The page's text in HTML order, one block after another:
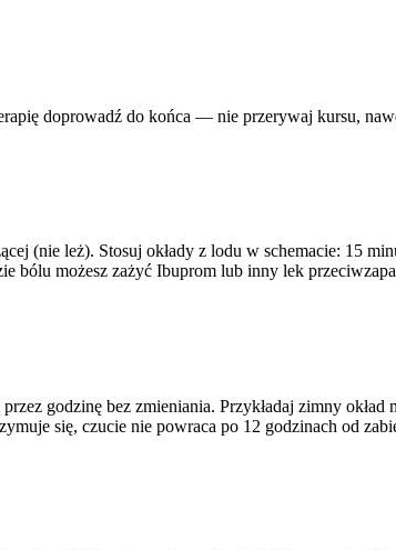
doprowadź do końca — nie przerywaj kursu,
(nie leż). Stosuj okłady z lodu w schemacie: 15
bólu możesz zażyć Ibuprom lub inny lek
godzinę bez zmieniania. Przykładaj zimny
się, czucie nie powraca po 12 godzinach od